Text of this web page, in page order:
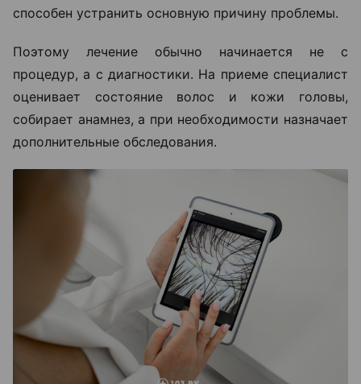
способен устранить основную причину проблемы.
Поэтому лечение обычно начинается не с
процедур, а с диагностики. На приеме специалист
оценивает состояние волос и кожи головы,
собирает анамнез, а при необходимости назначает
дополнительные обследования.